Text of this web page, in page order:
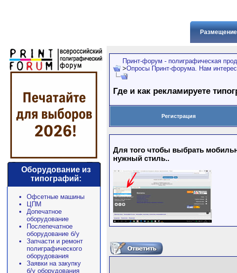
Размещение
Оборудование из
типографий:
Офсетные машины
ЦПМ
Допечатное
оборудование
Послепечатное
оборудование б/у
Запчасти и ремонт
полиграфического
оборудования
Заявки на закупку
б/у оборудования
Принт-форум - полиграфическая
>Опросы Принт-форума. Нам
Где и как рекламируете
Регистрация
Для того чтобы выбрать
нужный стиль..